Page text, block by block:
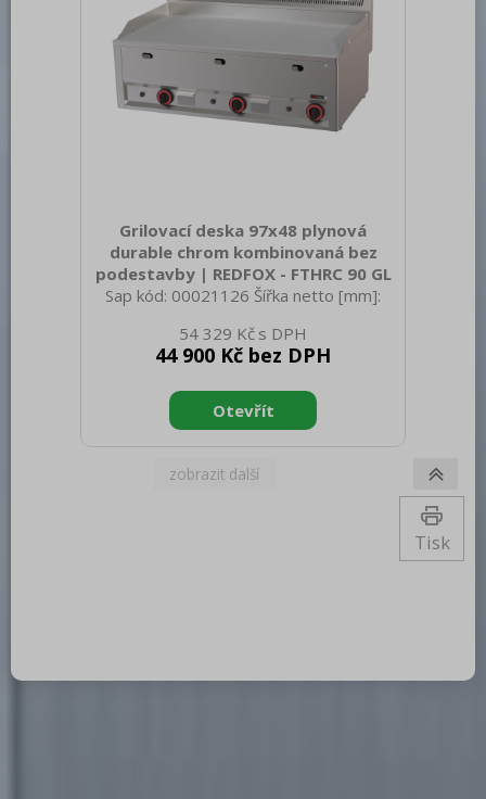
Grilovací deska 97x48 plynová
durable chrom kombinovaná bez
podestavby | REDFOX - FTHRC 90 GL
Sap kód: 00021126 Šířka netto [mm]:
netto [mm]: 290 Hmotnost netto [kg]:
78.00 Šířka brutto [mm]: 705 Hloubka
540 Hmotnost brutto [kg]: 85.00 Typ
spotřebiče: Plynové zařízení Konstruční
typ zařízení: Stolní Výkon plynový [kW]:
12.000 Zapalování: Piezo Druh připojení
54 329 Kč
44 900 Kč bez DPH
Tisk